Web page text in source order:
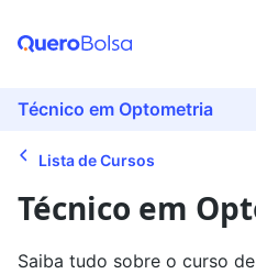
Técnico em Optometria
Lista de Cursos
Técnico em
Saiba tudo sobre o curso